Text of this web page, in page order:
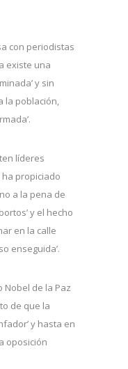
con periodistas
existe una
y sin
la población,
líderes
ha propiciado
a la pena de
y el hecho
en la calle
enseguida’.
Nobel de la Paz
de que la
y hasta en
oposición